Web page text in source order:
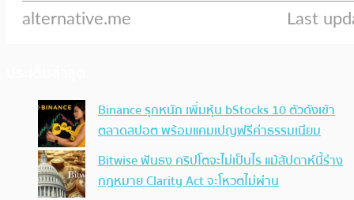
Binance รุกหนัก เพิ่มหุ้น bStocks 10 ตัวดังเข้า
ตลาดสปอต พร้อมแคมเปญฟรีค่าธรรมเนียม
Bitwise ฟันธง คริปโตจะไม่เป็นไร แม้สัปดาห์นี้ร่าง
กฎหมาย Clarity Act จะโหวตไม่ผ่าน